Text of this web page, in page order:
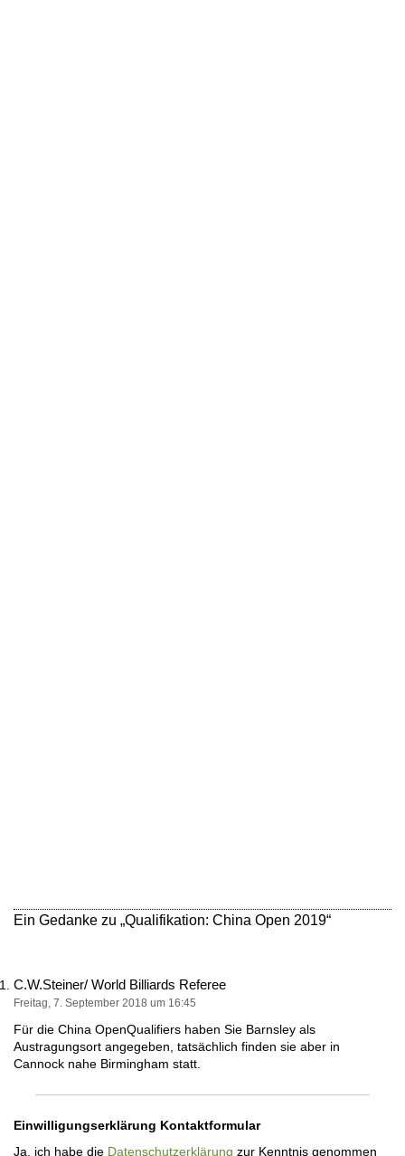
Ein Gedanke zu „Qualifikation: China Open 2019“
C.W.Steiner/ World Billiards Referee
Freitag, 7. September 2018 um 16:45
Für die China OpenQualifiers haben Sie Barnsley als
Austragungsort angegeben, tatsächlich finden sie aber in
Cannock nahe Birmingham statt.
Einwilligungserklärung Kontaktformular
Ja, ich habe die Datenschutzerklärung zur Kenntnis genommen